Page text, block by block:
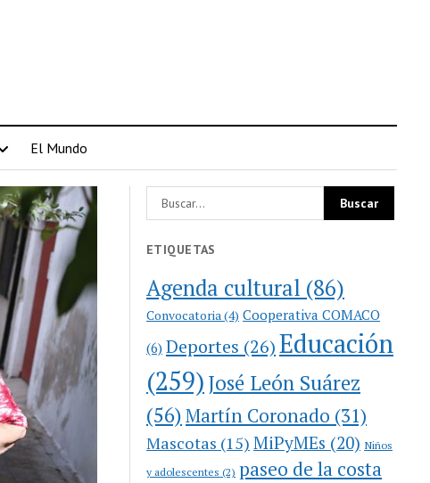
El Mundo
ETIQUETAS
Agenda cultural (86)
Convocatoria (4) Cooperativa COMACO
(6) Deportes (26)Educación
(259)José León Suárez
(56)Martín Coronado (31)
Mascotas (15) MiPyMEs (20) Niños
y adolescentes (2) paseo de la costa